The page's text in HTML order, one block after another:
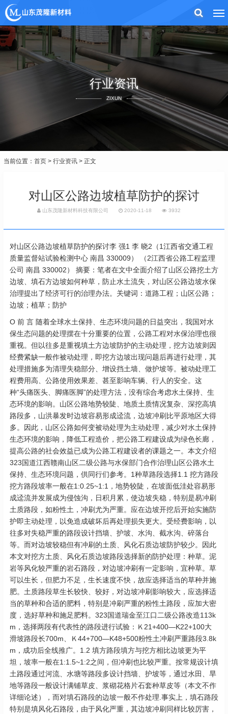
行业资讯
ZIXUN
当前位置： 首页 > 行业资讯 > 正文
对山区公路边坡植草防护的探讨
山东茂隆新材料科技有限公司 2020-11-18 3932
对山区公路边坡植草防护的探讨李 强1 李 晓2（1江西省交通工程
质量监督站试验检测中心 南昌 330009） （2江西省公路工程监理
公司 南昌 330002） 摘要：笔者在文中全面介绍了山区公路挖土方
边坡、填石方边坡如何种草，防止水土流失，对山区公路边坡水保
治理提出了经济可行的治理办法。关键词：道路工程；山区公路；
边坡；植草；防护
O 前 言 随着全球水土保持、生态环境问题的日益突出，我国对水
保生态问题的处理摆在十分重要的位置，公路工程对水保治理也很
重视。但以往多是重视填土方边坡防护的主动处理，挖方边坡则因
经费紧缺一般作被动处理，即挖方边坡出现问题后再进行处理，其
处理措施多为清理失稳部分、增设挡土墙、做护坡等。被动处理工
程费用高、公路使用效果差、甚至影响车辆、行人的安全。这
种“头痛医头、脚痛医脚”的处理方法，没有综合考虑水土保持、生
态环境的影响。山区公路地势较陡、地质土质情况复杂、深挖高填
路段多，山洪暴发时边坡容易形成迳流，边坡冲刷比平原地区大得
多。因此，山区公路如何变被动处理为主动处理，减少对水土保持
生态环境的影响，降低工程造价，把公路工程建设成为绿色长廊，
提高公路的社会效益已成为公路工程建设者的课题之一。本文介绍
323国道江西赣南山区二级公路与水保部门合作治理山区公路水土
保持、生态环境问题，供同行们参考。1种草路段选择1.1 挖方路段
挖方路段坡率一般在1:0.25~1:1，地势较陡，在坡面低洼处容易形
成迳流并发展成为侵蚀沟，日积月累，使边坡失稳，特别是易冲刷
土质路段，如粉性土，冲刷尤为严重。应在边坡开挖后开始实施防
护即主动处理，以免造成破坏后再处理损失更大。受经费影响，以
往多对失稳严重的路段设计挡墙、护坡、水沟、截水沟、碎落台
等。而对边坡较稳但有冲刷的土质、风化石质边坡防护较少。因此
本文对挖方土质、风化石质边坡路段选择新的防护处理：种草。泥
岩等风化较严重的岩石路段，对边坡冲刷有一定影响，宜种草。草
可以生长，但肥力不足，生长速度不快，故应选择适当的草种并施
肥。土质路段草生长较快、较好，对边坡冲刷影响较大，应选择适
当的草种和合适的肥料，特别是冲刷严重的粉性土路段，应加大密
度，选好草种和施足肥料。323国道瑞金至江口二级公路改造113k
m，选择两段有代表性的路段进行试验：Ｋ21+400—K22+100大
滑坡路段长700m、Ｋ44+700—K48+500粉性土冲刷严重路段3.8k
m，成功后全线推广。1.2 填方路段填方与挖方相比边坡更为平
坦，坡率一般在1:1.5~1:2之间，但冲刷也比较严重。按常规设计填
土路段通过河流、水塘等路段多设计挡墙、护坡等，通过水田、旱
地等路段一般设计满铺草皮、浆砌花格片石套种草皮等（本文不作
详细论述），而对填石路段的边坡一般不作处理.事实上，填石路段
特别是填风化石路段，由于风化严重，其边坡冲刷同样比较厉害，